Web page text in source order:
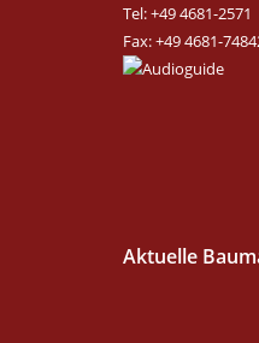
Tel: +49 4681-2571
Fax: +49 4681-
Aktuelle